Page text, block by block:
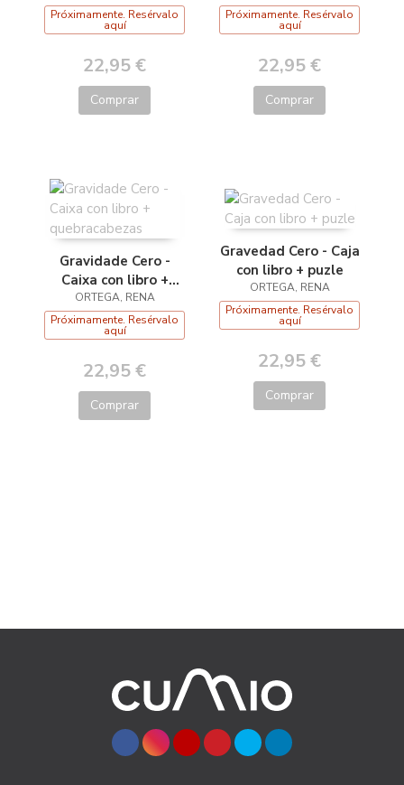
Próximamente. Resérvalo
aquí
22,95 €
Comprar
Próximamente. Resérvalo
aquí
22,95 €
Comprar
Gravidade Cero -
Caixa con libro +
quebracabezas
ORTEGA, RENA
Próximamente. Resérvalo
aquí
22,95 €
Comprar
Gravedad Cero - Caja
con libro + puzle
ORTEGA, RENA
Próximamente. Resérvalo
aquí
22,95 €
Comprar